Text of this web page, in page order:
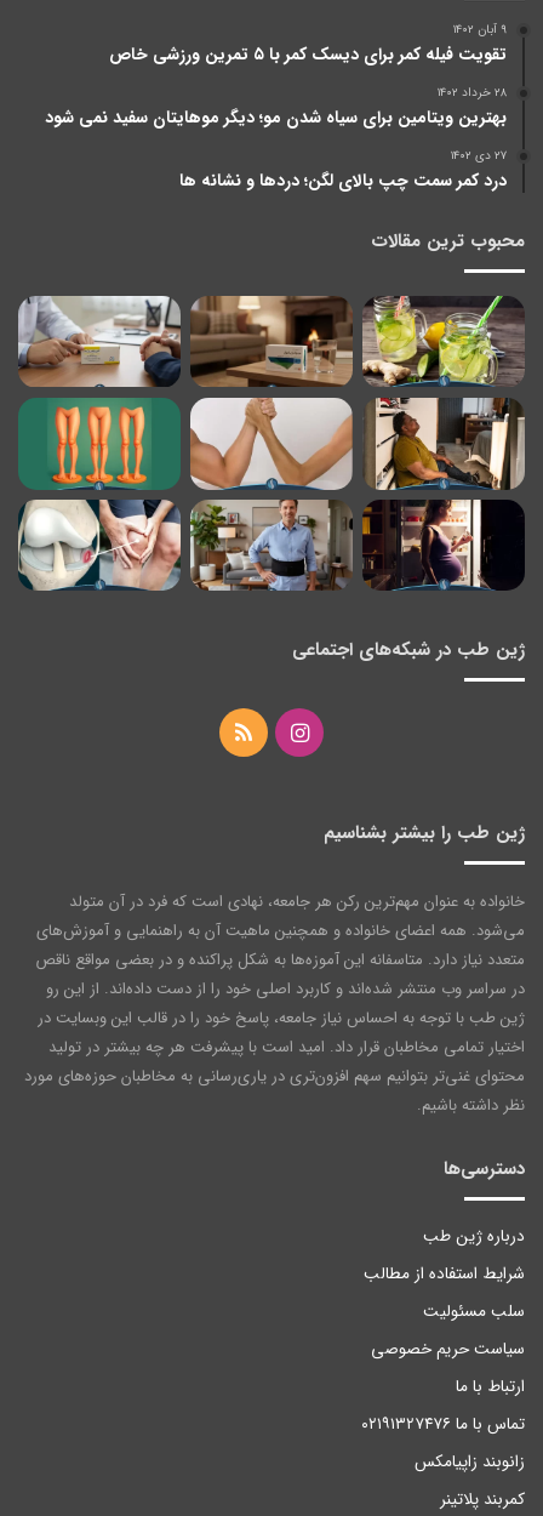
۹ آبان ۱۴۰۲
تقویت فیله کمر برای دیسک کمر با ۵ تمرین ورزشی خاص
۲۸ خرداد ۱۴۰۲
بهترین ویتامین برای سیاه شدن مو؛ دیگر موهایتان سفید نمی شود
۲۷ دی ۱۴۰۲
درد کمر سمت چپ بالای لگن؛ دردها و نشانه ها
محبوب ترین مقالات
ژین طب در شبکه‌های اجتماعی
اینستاگرامخوراک
ژین طب را بیشتر بشناسیم
خانواده به عنوان مهم‌ترین رکن هر جامعه‌، نهادی است که فرد در آن متولد
می‌شود. همه اعضای خانواده و همچنین ماهیت آن به راهنمایی و آموزش‌های
متعدد نیاز دارد. متاسفانه این آموزه‌ها به شکل پراکنده و در بعضی مواقع ناقص
در سراسر وب منتشر شده‌اند و کاربرد اصلی خود را از دست داده‌اند. از این رو
ژین طب با توجه به احساس نیاز جامعه، پاسخ خود را در قالب این وبسایت در
اختیار تمامی مخاطبان قرار داد. امید است با پیشرفت هر چه بیشتر در تولید
محتوای غنی‌تر بتوانیم سهم افزون‌تری در یاری‌رسانی به مخاطبان حوزه‌های مورد
نظر داشته باشیم.
دسترسی‌ها
درباره ژین طب
شرایط استفاده از مطالب
سلب مسئولیت
سیاست حریم خصوصی
ارتباط با ما
تماس با ما ۰۲۱۹۱۳۲۷۴۷۶
زانوبند زاپیامکس
کمربند پلاتینر